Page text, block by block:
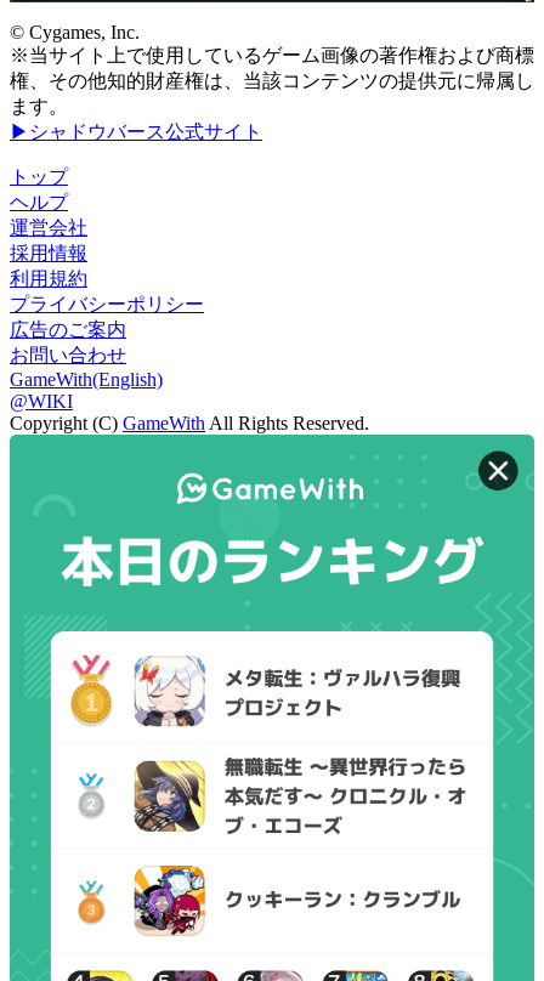
© Cygames, Inc.
※当サイト上で使用しているゲーム画像の著作権および商標
権、その他知的財産権は、当該コンテンツの提供元に帰属し
ます。
▶シャドウバース公式サイト
トップ
ヘルプ
運営会社
採用情報
利用規約
プライバシーポリシー
広告のご案内
お問い合わせ
GameWith(English)
@WIKI
Copyright (C) GameWith All Rights Reserved.